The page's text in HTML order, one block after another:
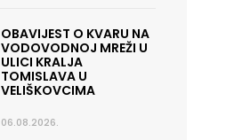
OBAVIJEST O KVARU NA
VODOVODNOJ MREŽI U
ULICI KRALJA
TOMISLAVA U
VELIŠKOVCIMA
06.08.2026.